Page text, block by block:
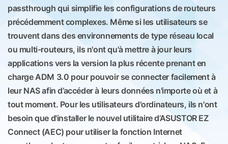
passthrough qui simplifie les configurations de routeurs
précédemment complexes. Même si les utilisateurs se
trouvent dans des environnements de type réseau local
ou multi-routeurs, ils n'ont qu'à mettre à jour leurs
applications vers la version la plus récente prenant en
charge ADM 3.0 pour pouvoir se connecter facilement à
leur NAS afin d’accéder à leurs données n'importe où et à
tout moment. Pour les utilisateurs d'ordinateurs, ils n'ont
besoin que d'installer le nouvel utilitaire d’ASUSTOR EZ
Connect (AEC) pour utiliser la fonction Internet